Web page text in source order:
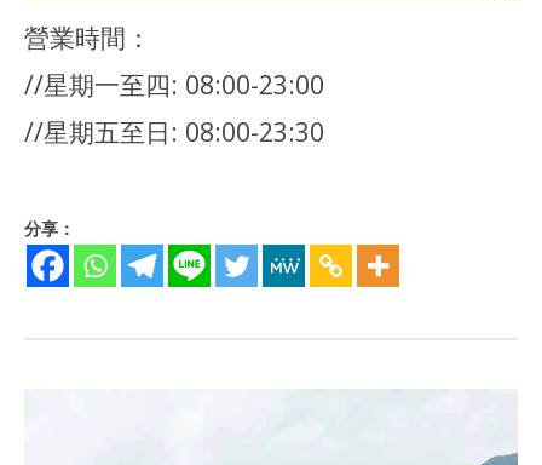
營業時間：
//星期一至四: 08:00-23:00
//星期五至日: 08:00-23:30
分享：